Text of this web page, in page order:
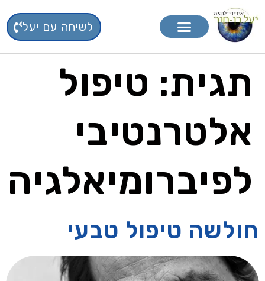
לשיחה עם יעל
תגית: טיפול
אלטרנטיבי
לפיברומיאלגיה
חולשה טיפול טבעי